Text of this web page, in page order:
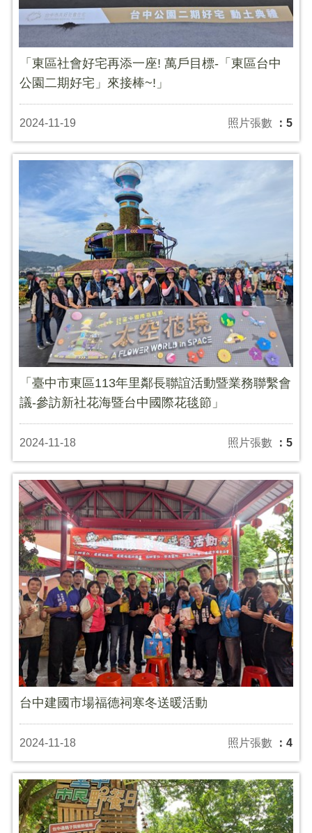
「東區社會好宅再添一座! 萬戶目標-「東區台中
公園二期好宅」來接棒~!」
2024-11-19 照片張數 ：5
「臺中市東區113年里鄰長聯誼活動暨業務聯繫會
議-參訪新社花海暨台中國際花毯節」
2024-11-18 照片張數 ：5
台中建國市場福德祠寒冬送暖活動
2024-11-18 照片張數 ：4